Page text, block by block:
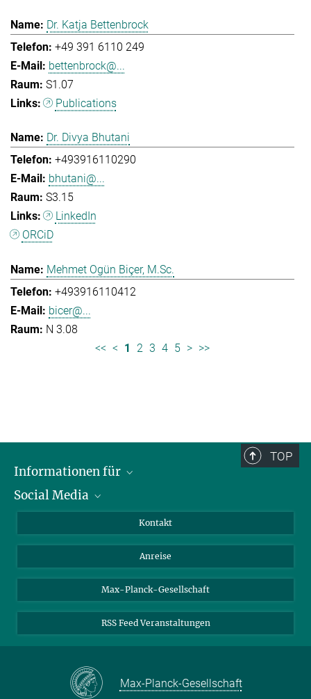
Dr. Katja Bettenbrock
+49 391 6110 249
bettenbrock@...
S1.07
Publications
Dr. Divya Bhutani
+493916110290
bhutani@...
S3.15
LinkedIn
ORCiD
Mehmet Ogün Biçer, M.Sc.
+493916110412
bicer@...
N 3.08
<< < 1 2 3 4 5 > >>
TOP
Informationen für
Wissenschaftlerinnen und Wissenschaftler
Bewerberinnen und Bewerber
Medienvertreter
Schülerinnen und Schüler
Social Media
YouTube
Mastodon
Kontakt
Anreise
Max-Planck-Gesellschaft
RSS Feed Veranstaltungen
Max-Planck-Gesellschaft